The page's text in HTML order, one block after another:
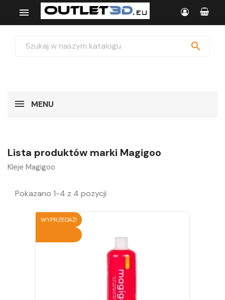


MENU
Lista produktów marki Magigoo
Kleje Magigoo
Pokazano 1-4 z 4 pozycji
WYPRZEDAŻ!